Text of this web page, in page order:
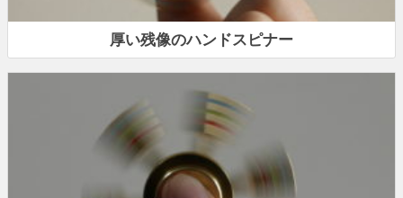
厚い残像のハンドスピナー